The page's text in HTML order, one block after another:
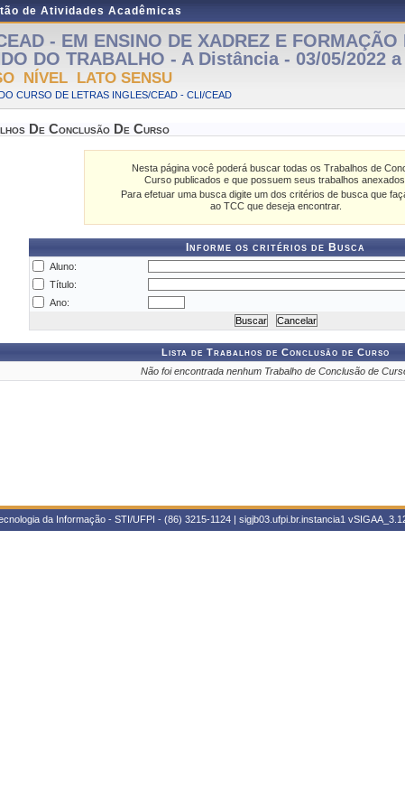
de Atividades Acadêmicas
- EM ENSINO DE XADREZ E FORMAÇÃO
DO TRABALHO - A Distância - 03/05/2022
NÍVEL LATO SENSU
CURSO DE LETRAS INGLES/CEAD - CLI/CEAD
De Conclusão De Curso
Nesta página você poderá buscar todas os Trabalhos de
Curso publicados e que possuem seus trabalhos anexados.
Para efetuar uma busca digite um dos critérios de busca que
ao TCC que deseja encontrar.
Informe os critérios de Busca
Aluno:
Título:
Ano:
Lista de Trabalhos de Conclusão de Curso
Não foi encontrada nenhum Trabalho de Conclusão de
da Informação - STI/UFPI - (86) 3215-1124 | sigjb03.ufpi.br.instancia1